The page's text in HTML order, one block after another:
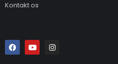
Kontakt os
F
a
c
Y
o
u
I
n